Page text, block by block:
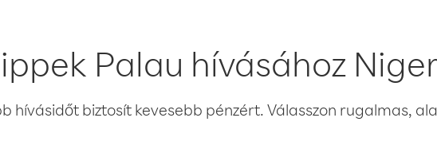
Palau hívásához
hívásidőt biztosít kevesebb pénzért. Válasszon rugalmas,